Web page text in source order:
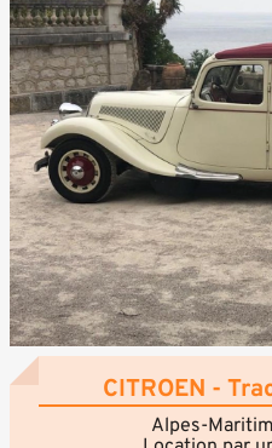
CITROEN -
Alpes-